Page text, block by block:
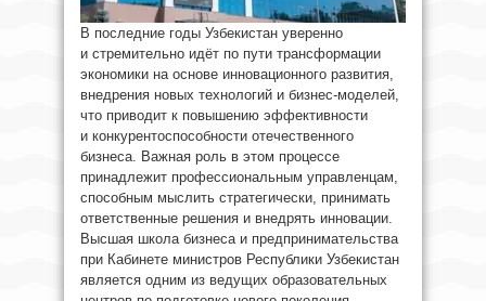
В последние годы Узбекистан уверенно
и стремительно идёт по пути трансформации
экономики на основе инновационного развития,
внедрения новых технологий и бизнес-моделей,
что приводит к повышению эффективности
и конкурентоспособности отечественного
бизнеса. Важная роль в этом процессе
принадлежит профессиональным управленцам,
способным мыслить стратегически, принимать
ответственные решения и внедрять инновации.
Высшая школа бизнеса и предпринимательства
при Кабинете министров Республики Узбекистан
является одним из ведущих образовательных